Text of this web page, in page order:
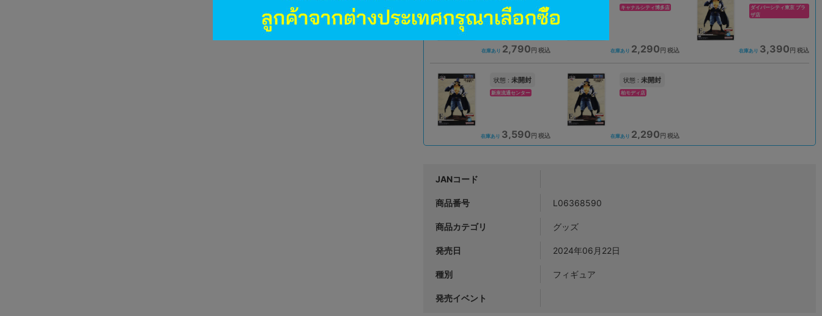
京都店２号館
在庫あり 2,790円 税込
キャナルシティ博多店
在庫あり 2,290円 税込
ダイバーシティ東京 プラ
ザ店
在庫あり 3,390円 税込
状態 :未開封
新座流通センター
在庫あり 3,590 円 税込
状態 : 未開封
柏モディ店
在庫あり 2,290 円 税込
JANコード
商品番号 L06368590
商品カテゴリ グッズ
発売日 2024年06月22日
種別 フィギュア
発売イベント